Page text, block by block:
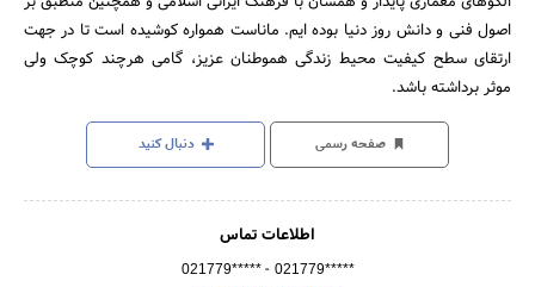
اصول فنی و دانش روز دنیا بوده ایم. ماناست همواره کوشیده است تا در جهت
ارتقای سطح کیفیت محیط زندگی هموطنان عزیز، گامی هرچند کوچک ولی
موثر برداشته باشد.
صفحه رسمی دنبال کنید
اطلاعات تماس
021779***** - 021779*****